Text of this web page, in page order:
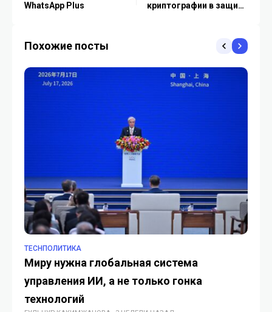
WhatsApp Plus
криптографии в защите
Похожие посты
TECHПОЛИТИКА
Миру нужна глобальная система
управления ИИ, а не только гонка
технологий